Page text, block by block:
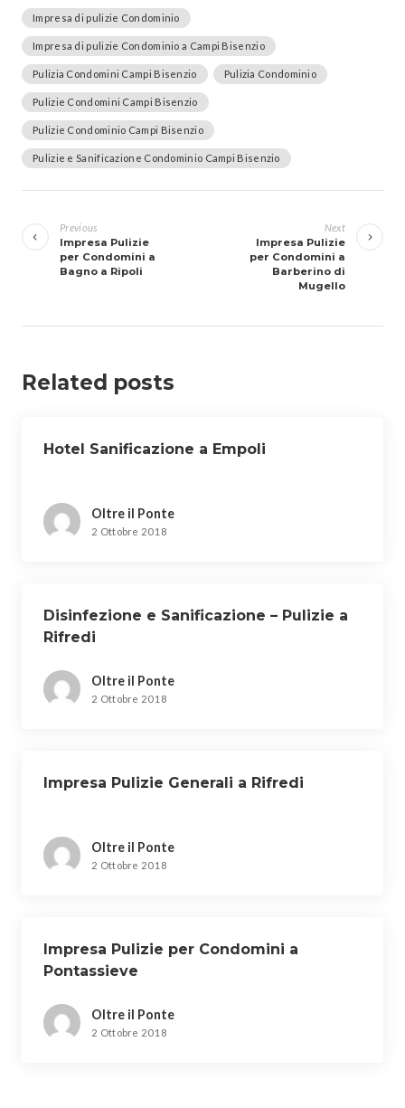
Impresa di pulizie Condominio
Impresa di pulizie Condominio a Campi Bisenzio
Pulizia Condomini Campi Bisenzio Pulizia Condominio
Pulizie Condomini Campi Bisenzio
Pulizie Condominio Campi Bisenzio
Pulizie e Sanificazione Condominio Campi Bisenzio
articoli
Previous
Impresa Pulizie
per Condomini a
Bagno a Ripoli
Next
Impresa Pulizie
per Condomini a
Barberino di
Mugello
Related posts
Hotel Sanificazione a Empoli
Oltre il Ponte
2 Ottobre 2018
Disinfezione e Sanificazione – Pulizie a
Rifredi
Oltre il Ponte
2 Ottobre 2018
Impresa Pulizie Generali a Rifredi
Oltre il Ponte
2 Ottobre 2018
Impresa Pulizie per Condomini a
Pontassieve
Oltre il Ponte
2 Ottobre 2018